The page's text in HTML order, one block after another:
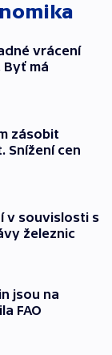
vrácení
Byť má
zásobit
Snížení cen
v souvislosti s
železnic
jsou na
FAO